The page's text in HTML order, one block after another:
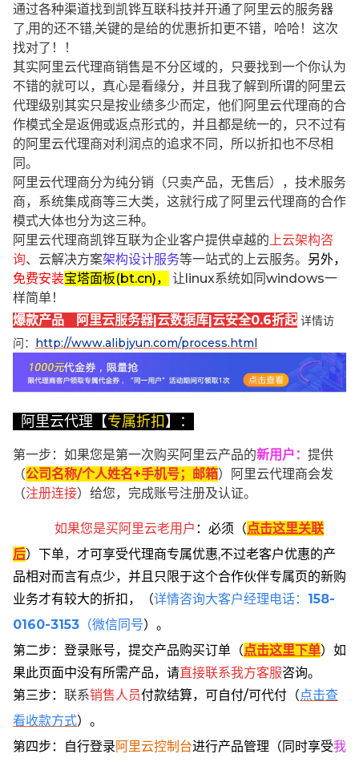
通过各种渠道找到凯铧互联科技并开通了阿里云的服务器
了,用的还不错,关键的是给的优惠折扣更不错，哈哈！这次
找对了！！
其实阿里云代理商销售是不分区域的，只要找到一个你认为
不错的就可以，真心是看缘分，并且我了解到所谓的阿里云
代理级别其实只是按业绩多少而定，他们阿里云代理商的合
作模式全是返佣或返点形式的，并且都是统一的，只不过有
的阿里云代理商对利润点的追求不同，所以折扣也不尽相
同。
阿里云代理商分为纯分销（只卖产品，无售后），技术服务
商，系统集成商等三大类，这就行成了阿里云代理商的合作
模式大体也分为这三种。
阿里云代理商凯铧互联为企业客户提供卓越的 上云架构咨
询、云解决方案架构设计服务等一站式的上云服务。 另外，
免费安装宝塔面板(bt.cn)，
让linux系统如同windows一
样简单！
爆款产品 阿里云服务器|云数据库|云安全0.6折起 详情访
问： http://www.alibjyun.com/process.html
阿里云代理【专属折扣】：
第一步：如果您是第一次购买阿里云产品的新用户 ： 提供
（公司名称/个人姓名+手机号；邮箱）阿里云代理商会发
（注册连接）给您，完成账号注册及认证。
如果您是买阿里云老用户 ： 必须 （点击这里关联
后） 下单， 才可享受代理商专属优惠,不过老客户优惠的产
品相对而言有点少，并且只限于这个合作伙伴专属页的新购
业务才有较大的折扣，
（详情咨询大客户经理电话： 158-
0160-3153 （微信同号）。
第二步：登录账号，提交产品购买订单（点击这里下单） 如
果此页面中没有所需产品，请直接联系我方客服咨询。
第三步： 联系销售人员付款结算，可自付/可代付（点击查
看收款方式）。
第四步：自行登录阿里云控制台进行产品管理（同时享受我